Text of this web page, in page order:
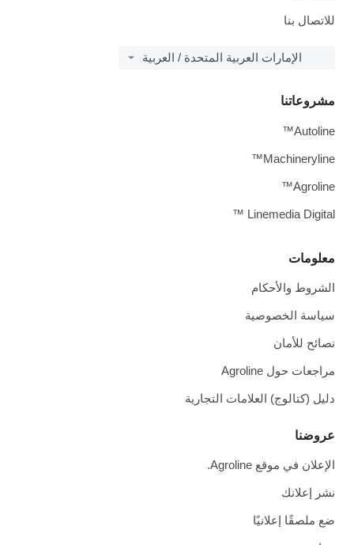
للاتصال بنا
الإمارات العربية المتحدة / العربية
معلومات
الشروط والأحكام
سياسة الخصوصية
نصائح للأمان
مراجعات حول Agroline
دليل (كتالوج) العلامات التجارية
عروضنا
الإعلان في موقع Agroline.
نشر إعلانك
ضع ملصقًا إعلانيًا
مشروعاتنا
Autoline™
Machineryline™
Agroline™
Linemedia Digital ™